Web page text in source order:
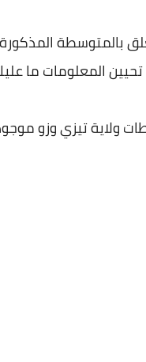
بالمتوسطة
المعلومات ما
ولاية تيزي وزو